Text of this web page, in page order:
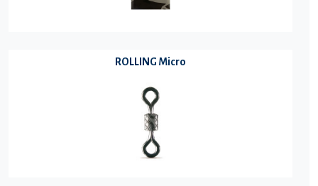
ROLLING Micro